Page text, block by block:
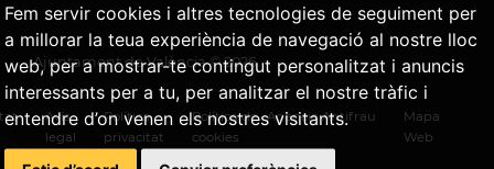
Fem servir cookies i altres tecnologies de seguiment per
a millorar la teua experiència de navegació al nostre lloc
web, per a mostrar-te contingut personalitzat i anuncis
interessants per a tu, per analitzar el nostre tràfic i
entendre d’on venen els nostres visitants.
Ajuntament de València ©2026
Avís
legal
Política
privacitat
Política de
cookies
Agència Antifrau
Mapa
Web